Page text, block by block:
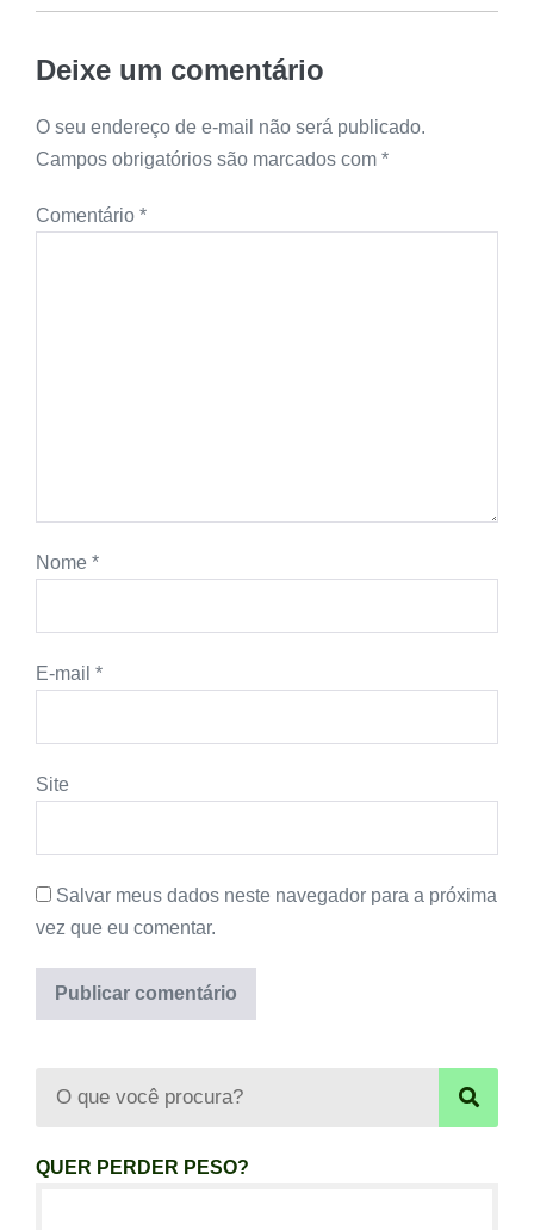
Deixe um comentário
O seu endereço de e-mail não será publicado.
Campos obrigatórios são marcados com *
Comentário *
Nome *
E-mail *
Site
Salvar meus dados neste navegador para a próxima
vez que eu comentar.
QUER PERDER PESO?